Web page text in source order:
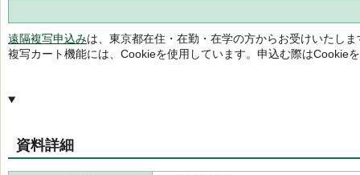
遠隔複写申込みは、東京都在住・在勤・在学の方からお受けいたしま
複写カート機能には、Cookieを使用しています。申込む際はCookie
資料詳細